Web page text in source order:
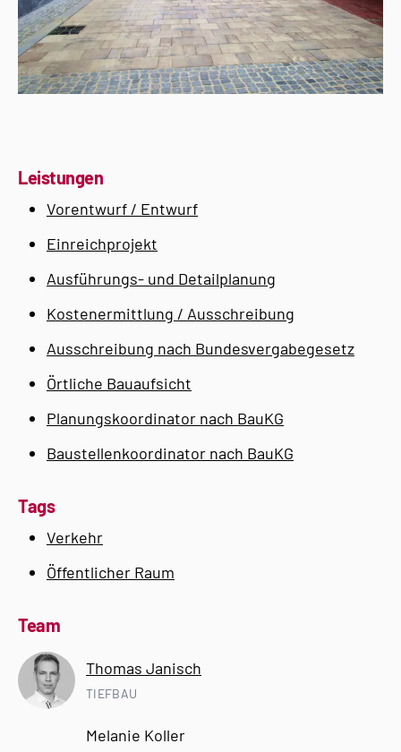
Leistungen
Vorentwurf / Entwurf
Einreichprojekt
Ausführungs- und Detailplanung
Kostenermittlung / Ausschreibung
Ausschreibung nach Bundesvergabegesetz
Örtliche Bauaufsicht
Planungskoordinator nach BauKG
Baustellenkoordinator nach BauKG
Tags
Verkehr
Öffentlicher Raum
Team
Thomas Janisch
TIEFBAU
Melanie Koller